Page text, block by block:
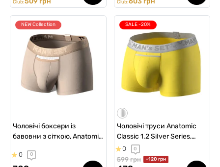
Club: Club:
NEW Collection
Чоловічі боксери із
бавовни з сіткою, Anatomic
бежевий
0 0
SALE -20%
Чоловічі труси Anatomic
Classic 1.2 SiIver Series,
жовтий
0 0
599 грн -120 грн